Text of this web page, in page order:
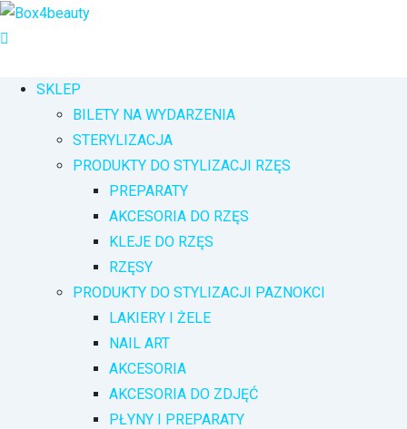
Przejdź
do
SKLEP
BILETY NA WYDARZENIA
STERYLIZACJA
PRODUKTY DO STYLIZACJI RZĘS
PREPARATY
AKCESORIA DO RZĘS
KLEJE DO RZĘS
RZĘSY
PRODUKTY DO STYLIZACJI PAZNOKCI
LAKIERY I ŻELE
NAIL ART
AKCESORIA
AKCESORIA DO ZDJĘĆ
PŁYNY I PREPARATY